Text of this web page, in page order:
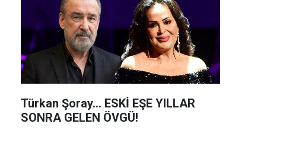
Türkan Şoray... ESKİ EŞE YILLAR
SONRA GELEN ÖVGÜ!